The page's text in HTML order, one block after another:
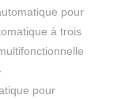
pour
à trois
pour